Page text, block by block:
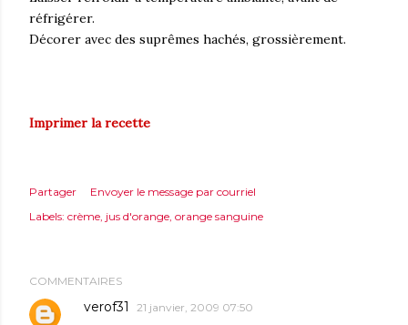
réfrigérer.
Décorer avec des suprêmes hachés, grossièrement.
Imprimer la recette
Partager
Envoyer le message par courriel
Labels: crème jus d'orange orange sanguine
COMMENTAIRES
verof31 21 janvier, 2009 07:50